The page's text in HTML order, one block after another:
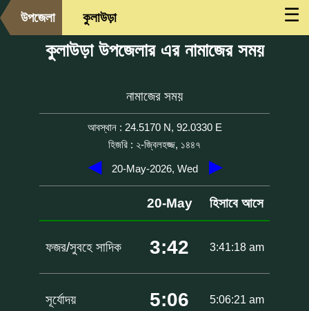
☰
উপজেলা কুলাউড়া
কুলাউড়া উপজেলার এর নামাজের সময়
নামাজের সময়
আবস্থান : 24.5170 N, 92.0330 E
হিজরি : ২-জ্বিলহজ্জ, ১৪৪৭
◀ 20-May-2026, Wed ▶
20-May হিসাবে আসে
ফজর/সুবহে সাদিক 3:42 3:41:18 am
সূর্যোদয় 5:06 5:06:21 am